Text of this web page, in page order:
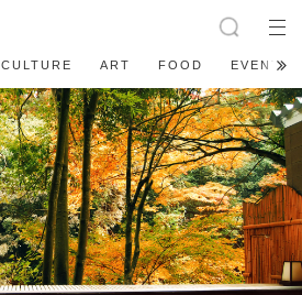
CULTURE ART FOOD EVENT